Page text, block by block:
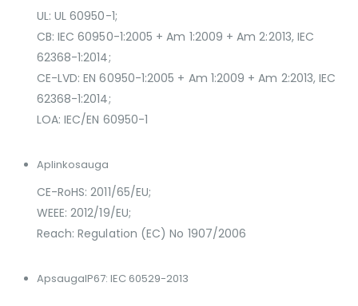
UL: UL 60950-1;
CB: IEC 60950-1:2005 + Am 1:2009 + Am 2:2013, IEC
62368-1:2014;
CE-LVD: EN 60950-1:2005 + Am 1:2009 + Am 2:2013, IEC
62368-1:2014;
LOA: IEC/EN 60950-1
Aplinkosauga
CE-RoHS: 2011/65/EU;
WEEE: 2012/19/EU;
Reach: Regulation (EC) No 1907/2006
ApsaugaIP67: IEC 60529-2013